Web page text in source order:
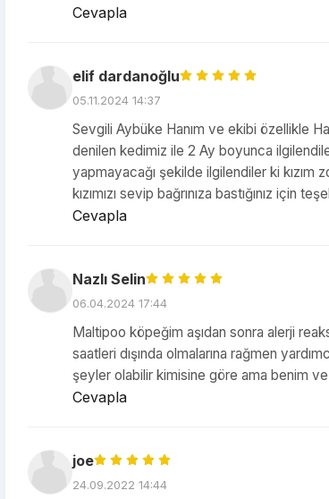
Cevapla
elif dardanoğlu
05.11.2024 14:37
Sevgili Aybüke Hanım ve ekibi özellikle
denilen kedimiz ile 2 Ay boyunca
yapmayacağı şekilde ilgilendiler ki kızım
kızımızı sevip bağrınıza bastığınız için
Cevapla
Nazlı Selin
06.04.2024 17:44
Maltipoo köpeğim aşıdan sonra alerji
saatleri dışında olmalarına rağmen
şeyler olabilir kimisine göre ama benim
Cevapla
joe
24.09.2022 14:44